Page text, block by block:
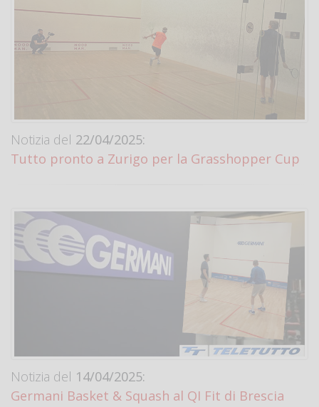
Notizia del 22/04/2025:
Tutto pronto a Zurigo per la Grasshopper Cup
Notizia del 14/04/2025:
Germani Basket & Squash al QI Fit di Brescia